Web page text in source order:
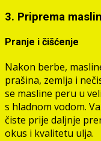
3. Priprema
Pranje i čišćenje
Nakon berbe,
prašina, zemlja i
se masline peru u
s hladnom vodom.
čiste prije daljnje
okus i kvalitetu ulja.